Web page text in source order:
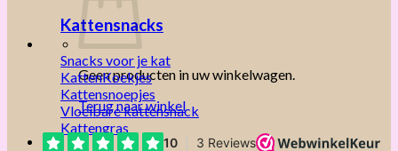
Geen producten in uw winkelwagen.
Terug naar winkel
Kattensnacks
Snacks voor je kat
KattenKoekjes
Kattensnoepjes
Vloeibare kattensnack
Kattengras